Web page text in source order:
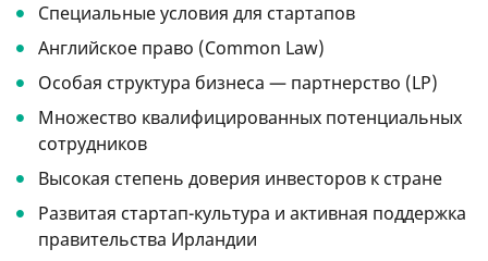
Специальные условия для стартапов
Английское право (Common Law)
Особая структура бизнеса — партнерство (LP)
Множество квалифицированных потенциальных
сотрудников
Высокая степень доверия инвесторов к стране
Развитая стартап-культура и активная поддержка
правительства Ирландии